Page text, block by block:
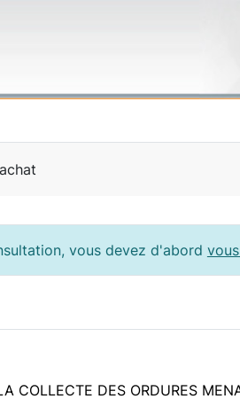
vous devez d'abord
COLLECTE DES ORDURES